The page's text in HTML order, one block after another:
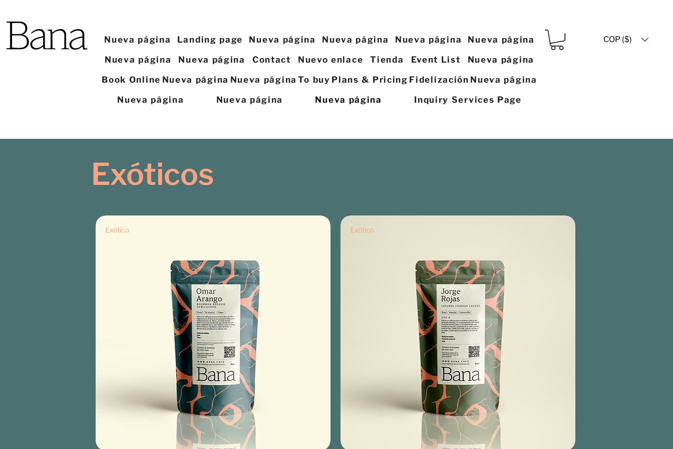
Nueva página Landing page Nueva página Nueva página Nueva página
Nueva página
Nueva página
Nueva página Contact Nuevo enlace Tienda Event List
Nueva página
Book Online Nueva página Nueva página To buy Plans & Pricing Fidelización Nueva página
Nueva página
Nueva página Nueva página Inquiry Services Page
COP ($)
Exóticos
Exótico Exótico